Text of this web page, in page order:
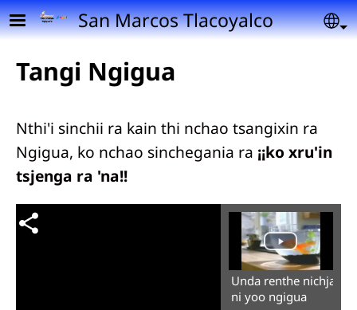
Pasar al contenido principal
San Marcos Tlacoyalco
Tangi Ngigua
Nthi'i sinchii ra kain thi nchao tsangixin ra
Ngigua, ko nchao sinchegania ra ¡¡ko xru'in
tsjenga ra 'na!!
Unda renthe nichja
ni yoo ngigua